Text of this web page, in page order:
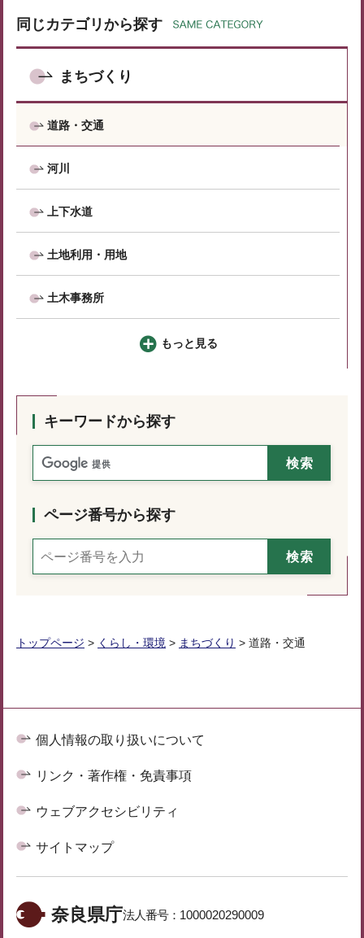
同じカテゴリから探す
まちづくり
道路・交通
河川
上下水道
土地利用・用地
土木事務所
もっと見る
キーワードから探す
ページ番号から探す
トップページ > くらし・環境 > まちづくり > 道路・交通
個人情報の取り扱いについて
リンク・著作権・免責事項
ウェブアクセシビリティ
サイトマップ
奈良県庁法人番号： 1000020290009